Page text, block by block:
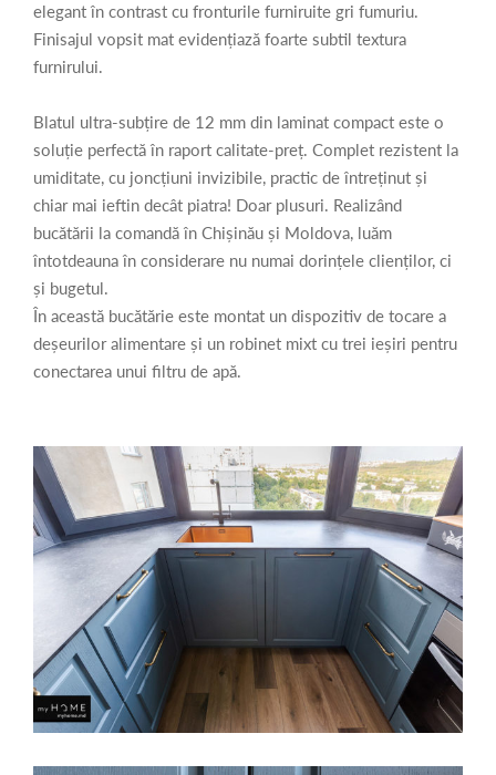
elegant în contrast cu fronturile furniruite gri fumuriu.
Finisajul vopsit mat evidențiază foarte subtil textura
furnirului.
Blatul ultra-subțire de 12 mm din laminat compact este o
soluție perfectă în raport calitate-preț. Complet rezistent la
umiditate, cu joncțiuni invizibile, practic de întreținut și
chiar mai ieftin decât piatra! Doar plusuri. Realizând
bucătării la comandă în Chișinău și Moldova, luăm
întotdeauna în considerare nu numai dorințele clienților, ci
și bugetul.
În această bucătărie este montat un dispozitiv de tocare a
deșeurilor alimentare și un robinet mixt cu trei ieșiri pentru
conectarea unui filtru de apă.